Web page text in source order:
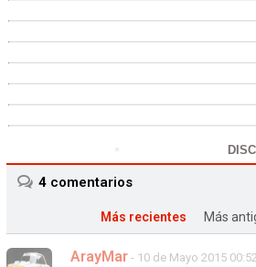
4comentarios
Más recientes Más
ArayMar - 10 de Mayo 2015 00:52